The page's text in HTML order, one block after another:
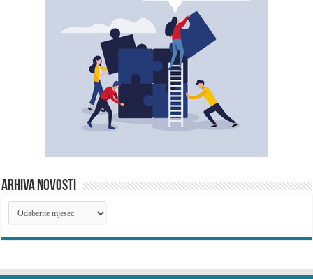
ARHIVA NOVOSTI
ARHIVA
NOVOSTI